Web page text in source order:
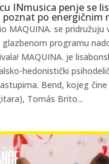
INmusica penje se
poznat po energičnim
MAQUINA. se pridružuju
programu
MAQUINA. je
hedonistički
Bend, kojeg čine
Tomás Brito...